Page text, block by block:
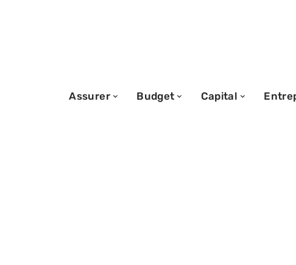
Assurer Budget Capital